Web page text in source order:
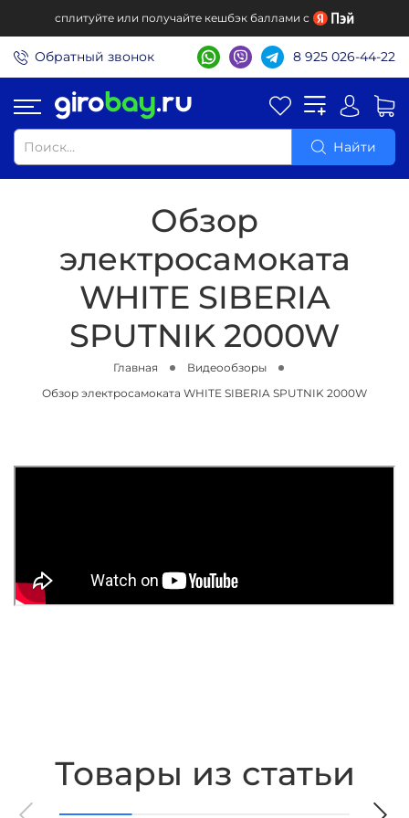
сплитуйте или получайте кешбэк баллами с
Обратный звонок 8 925 026-44-22
Найти
Обзор
электросамоката
WHITE SIBERIA
SPUTNIK 2000W
Главная
Видеообзоры
Обзор электросамоката WHITE SIBERIA SPUTNIK 2000W
Товары из статьи